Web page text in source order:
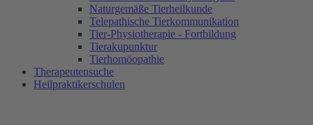
Naturgemäße Tierheilkunde
Telepathische Tierkommunikation
Tier-Physiotherapie - Fortbildung
Tierakupunktur
Tierhomöopathie
Therapeutensuche
Heilpraktikerschulen